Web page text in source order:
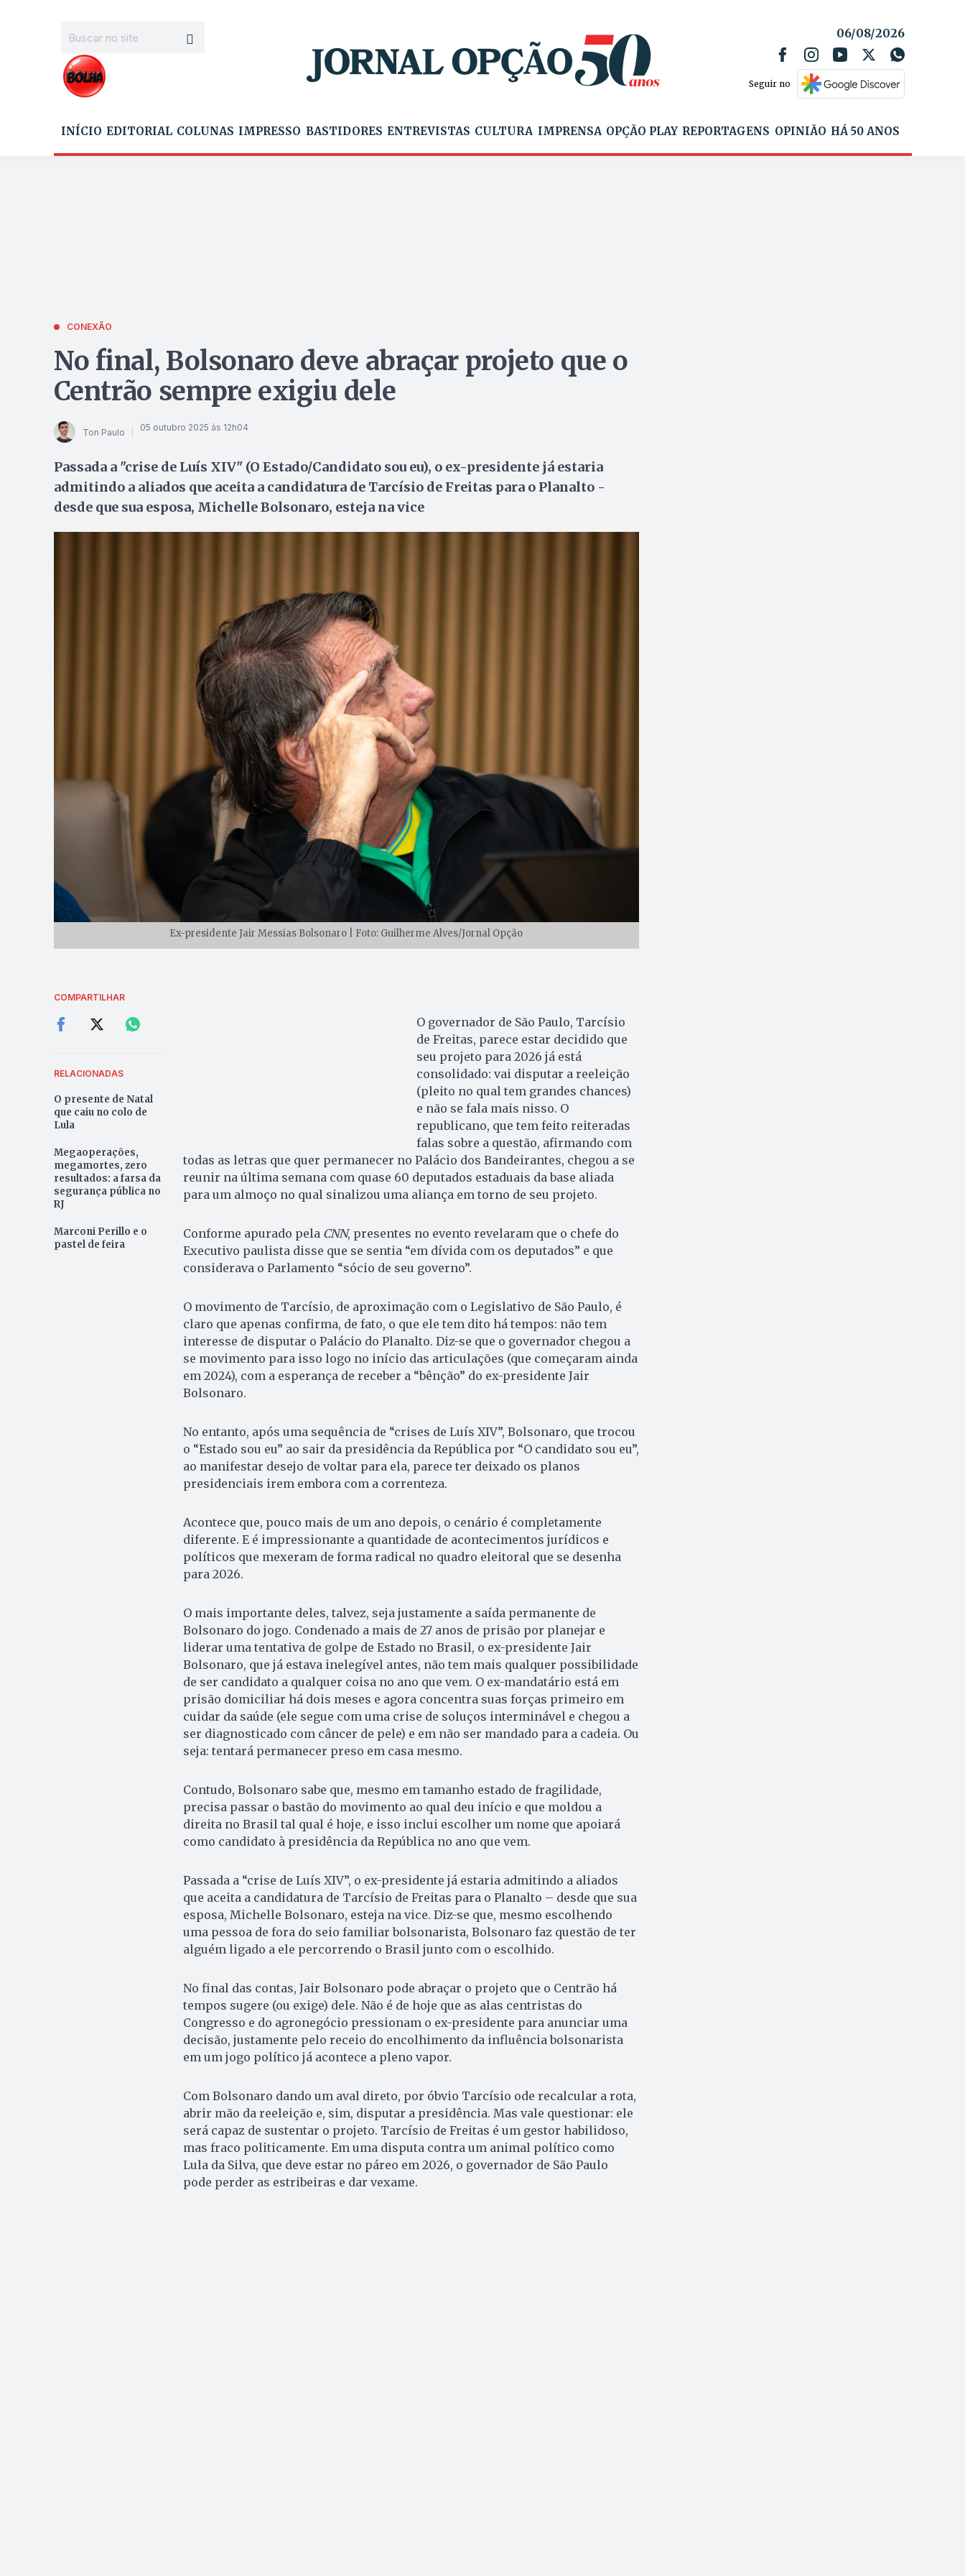
06/08/2026
Seguir no
INÍCIO EDITORIAL COLUNAS IMPRESSO BASTIDORES ENTREVISTAS CULTURA IMPRENSA OPÇÃO PLAY REPORTAGENS OPINIÃO HÁ 50 ANOS
CONEXÃO
No final, Bolsonaro deve abraçar projeto que o
Centrão sempre exigiu dele
Ton Paulo 05 outubro 2025 às 12h04
Passada a "crise de Luís XIV" (O Estado/Candidato sou eu), o ex-presidente já estaria
admitindo a aliados que aceita a candidatura de Tarcísio de Freitas para o Planalto -
desde que sua esposa, Michelle Bolsonaro, esteja na vice
Ex-presidente Jair Messias Bolsonaro | Foto: Guilherme Alves/Jornal Opção
COMPARTILHAR
RELACIONADAS
O presente de Natal
que caiu no colo de
Lula
Megaoperações,
megamortes, zero
resultados: a farsa da
segurança pública no
RJ
Marconi Perillo e o
pastel de feira
O governador de São Paulo, Tarcísio
de Freitas, parece estar decidido que
seu projeto para 2026 já está
consolidado: vai disputar a reeleição
(pleito no qual tem grandes chances)
e não se fala mais nisso. O
republicano, que tem feito reiteradas
falas sobre a questão, afirmando com
todas as letras que quer permanecer no Palácio dos Bandeirantes, chegou a se
reunir na última semana com quase 60 deputados estaduais da base aliada
para um almoço no qual sinalizou uma aliança em torno de seu projeto.
Conforme apurado pela CNN, presentes no evento revelaram que o chefe do
Executivo paulista disse que se sentia “em dívida com os deputados” e que
considerava o Parlamento “sócio de seu governo”.
O movimento de Tarcísio, de aproximação com o Legislativo de São Paulo, é
claro que apenas confirma, de fato, o que ele tem dito há tempos: não tem
interesse de disputar o Palácio do Planalto. Diz-se que o governador chegou a
se movimento para isso logo no início das articulações (que começaram ainda
em 2024), com a esperança de receber a “bênção” do ex-presidente Jair
Bolsonaro.
No entanto, após uma sequência de “crises de Luís XIV”, Bolsonaro, que trocou
o “Estado sou eu” ao sair da presidência da República por “O candidato sou eu”,
ao manifestar desejo de voltar para ela, parece ter deixado os planos
presidenciais irem embora com a correnteza.
Acontece que, pouco mais de um ano depois, o cenário é completamente
diferente. E é impressionante a quantidade de acontecimentos jurídicos e
políticos que mexeram de forma radical no quadro eleitoral que se desenha
para 2026.
O mais importante deles, talvez, seja justamente a saída permanente de
Bolsonaro do jogo. Condenado a mais de 27 anos de prisão por planejar e
liderar uma tentativa de golpe de Estado no Brasil, o ex-presidente Jair
Bolsonaro, que já estava inelegível antes, não tem mais qualquer possibilidade
de ser candidato a qualquer coisa no ano que vem. O ex-mandatário está em
prisão domiciliar há dois meses e agora concentra suas forças primeiro em
cuidar da saúde (ele segue com uma crise de soluços interminável e chegou a
ser diagnosticado com câncer de pele) e em não ser mandado para a cadeia. Ou
seja: tentará permanecer preso em casa mesmo.
Contudo, Bolsonaro sabe que, mesmo em tamanho estado de fragilidade,
precisa passar o bastão do movimento ao qual deu início e que moldou a
direita no Brasil tal qual é hoje, e isso inclui escolher um nome que apoiará
como candidato à presidência da República no ano que vem.
Passada a “crise de Luís XIV”, o ex-presidente já estaria admitindo a aliados
que aceita a candidatura de Tarcísio de Freitas para o Planalto – desde que sua
esposa, Michelle Bolsonaro, esteja na vice. Diz-se que, mesmo escolhendo
uma pessoa de fora do seio familiar bolsonarista, Bolsonaro faz questão de ter
alguém ligado a ele percorrendo o Brasil junto com o escolhido.
No final das contas, Jair Bolsonaro pode abraçar o projeto que o Centrão há
tempos sugere (ou exige) dele. Não é de hoje que as alas centristas do
Congresso e do agronegócio pressionam o ex-presidente para anunciar uma
decisão, justamente pelo receio do encolhimento da influência bolsonarista
em um jogo político já acontece a pleno vapor.
Com Bolsonaro dando um aval direto, por óbvio Tarcísio ode recalcular a rota,
abrir mão da reeleição e, sim, disputar a presidência. Mas vale questionar: ele
será capaz de sustentar o projeto. Tarcísio de Freitas é um gestor habilidoso,
mas fraco politicamente. Em uma disputa contra um animal político como
Lula da Silva, que deve estar no páreo em 2026, o governador de São Paulo
pode perder as estribeiras e dar vexame.